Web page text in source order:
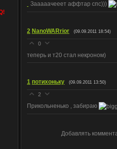
Зааааачееет аффтар спс)))
2 NanoWARrior (09.09.2011 18:54)
0
теперь и т20 стал некроном)
1 потихоньку (09.09.2011 13:50)
2
Прикольненько , забираю
Добавлять